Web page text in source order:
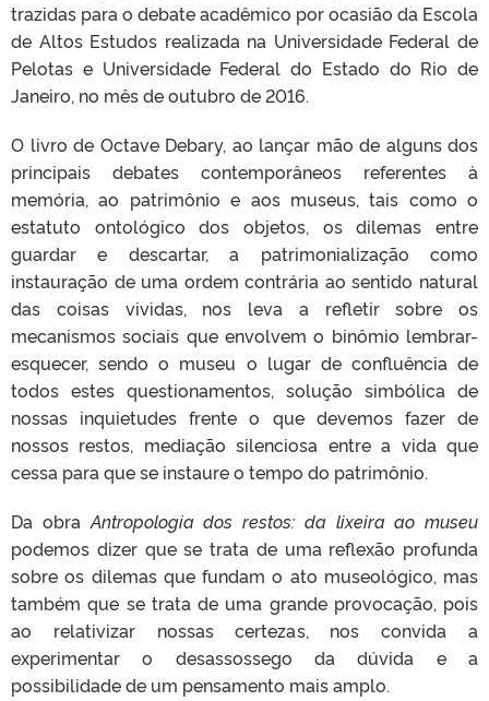
trazidas para o debate acadêmico por ocasião da Escola
de Altos Estudos realizada na Universidade Federal de
Pelotas e Universidade Federal do Estado do Rio de
Janeiro, no mês de outubro de 2016.
O livro de Octave Debary, ao lançar mão de alguns dos
principais debates contemporâneos referentes à
memória, ao patrimônio e aos museus, tais como o
estatuto ontológico dos objetos, os dilemas entre
guardar e descartar, a patrimonialização como
instauração de uma ordem contrária ao sentido natural
das coisas vividas, nos leva a refletir sobre os
mecanismos sociais que envolvem o binômio lembrar-
esquecer, sendo o museu o lugar de confluência de
todos estes questionamentos, solução simbólica de
nossas inquietudes frente o que devemos fazer de
nossos restos, mediação silenciosa entre a vida que
cessa para que se instaure o tempo do patrimônio.
Da obra Antropologia dos restos: da lixeira ao museu
podemos dizer que se trata de uma reflexão profunda
sobre os dilemas que fundam o ato museológico, mas
também que se trata de uma grande provocação, pois
ao relativizar nossas certezas, nos convida a
experimentar o desassossego da dúvida e a
possibilidade de um pensamento mais amplo.